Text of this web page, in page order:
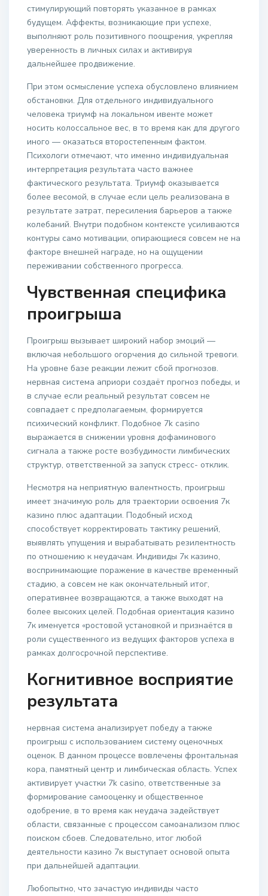
стимулирующий повторять указанное в рамках
будущем. Аффекты, возникающие при успехе,
выполняют роль позитивного поощрения, укрепляя
уверенность в личных силах и активируя
дальнейшее продвижение.
При этом осмысление успеха обусловлено влиянием
обстановки. Для отдельного индивидуального
человека триумф на локальном ивенте может
носить колоссальное вес, в то время как для другого
иного — оказаться второстепенным фактом.
Психологи отмечают, что именно индивидуальная
интерпретация результата часто важнее
фактического результата. Триумф оказывается
более весомой, в случае если цель реализована в
результате затрат, пересиления барьеров а также
колебаний. Внутри подобном контексте усиливаются
контуры само мотивации, опирающиеся совсем не на
факторе внешней награде, но на ощущении
переживании собственного прогресса.
Чувственная специфика
проигрыша
Проигрыш вызывает широкий набор эмоций —
включая небольшого огорчения до сильной тревоги.
На уровне базе реакции лежит сбой прогнозов.
нервная система априори создаёт прогноз победы, и
в случае если реальный результат совсем не
совпадает c предполагаемым, формируется
психический конфликт. Подобное 7k casino
выражается в снижении уровня дофаминового
сигнала а также росте возбудимости лимбических
структур, ответственной за запуск стресс- отклик.
Несмотря на неприятную валентность, проигрыш
имеет значимую роль для траектории освоения 7к
казино плюс адаптации. Подобный исход
способствует корректировать тактику решений,
выявлять упущения и вырабатывать резилентность
по отношению к неудачам. Индивиды 7к казино,
воспринимающие поражение в качестве временный
стадию, а совсем не как окончательный итог,
оперативнее возвращаются, а также выходят на
более высоких целей. Подобная ориентация казино
7к именуется «ростовой установкой и признаётся в
роли существенного из ведущих факторов успеха в
рамках долгосрочной перспективе.
Когнитивное восприятие
результата
нервная система анализирует победу а также
проигрыш с использованием систему оценочных
оценок. В данном процессе вовлечены фронтальная
кора, памятный центр и лимбическая область. Успех
активирует участки 7k casino, ответственные за
формирование самооценку и общественное
одобрение, в то время как неудача задействует
области, связанные с процессом самоанализом плюс
поиском сбоев. Следовательно, итог любой
деятельности казино 7к выступает основой опыта
при дальнейшей адаптации.
Любопытно, что зачастую индивиды часто